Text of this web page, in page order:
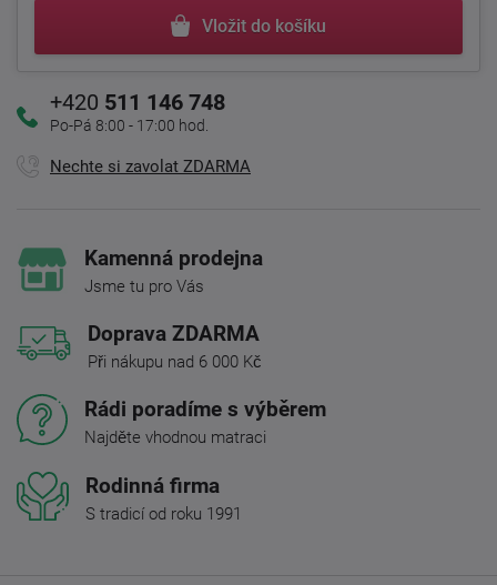
Vložit do košíku
+420 511 146 748
Po-Pá 8:00 - 17:00 hod.
Nechte si zavolat ZDARMA
Kamenná prodejna
Jsme tu pro Vás
Doprava ZDARMA
Při nákupu nad 6 000 Kč
Rádi poradíme s výběrem
Najděte vhodnou matraci
Rodinná firma
S tradicí od roku 1991